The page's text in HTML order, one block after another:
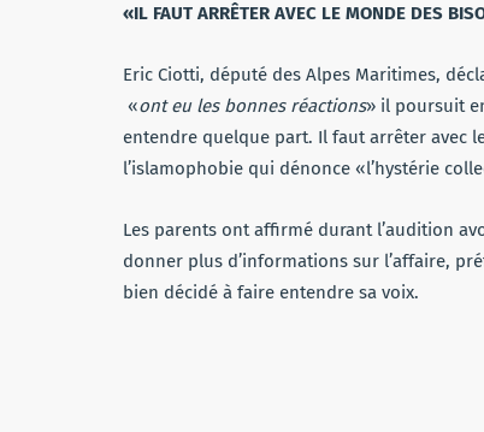
«IL FAUT ARRÊTER AVEC LE MONDE DES
Eric Ciotti, député des Alpes Maritimes,
«ont eu les bonnes réactions» il poursuit
entendre quelque part. Il faut arrêter avec
l’islamophobie qui dénonce «l’hystérie
Les parents ont affirmé durant l’audition
donner plus d’informations sur l’affaire,
bien décidé à faire entendre sa voix.